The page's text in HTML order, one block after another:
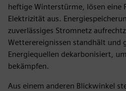
heftige Winterstürme, lösen eine
Elektrizität aus.
zuverlässiges Stromnetz
Wetterereignissen standhält und
Energiequellen dekarbonisiert,
bekämpfen.
Aus einem anderen Blickwinkel